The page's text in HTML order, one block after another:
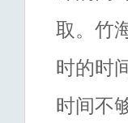
取。竹
时的时
时间不